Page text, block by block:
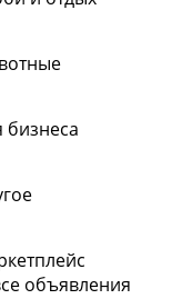
бизнеса
объявления